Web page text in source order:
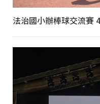
法治國小辦棒球交流賽